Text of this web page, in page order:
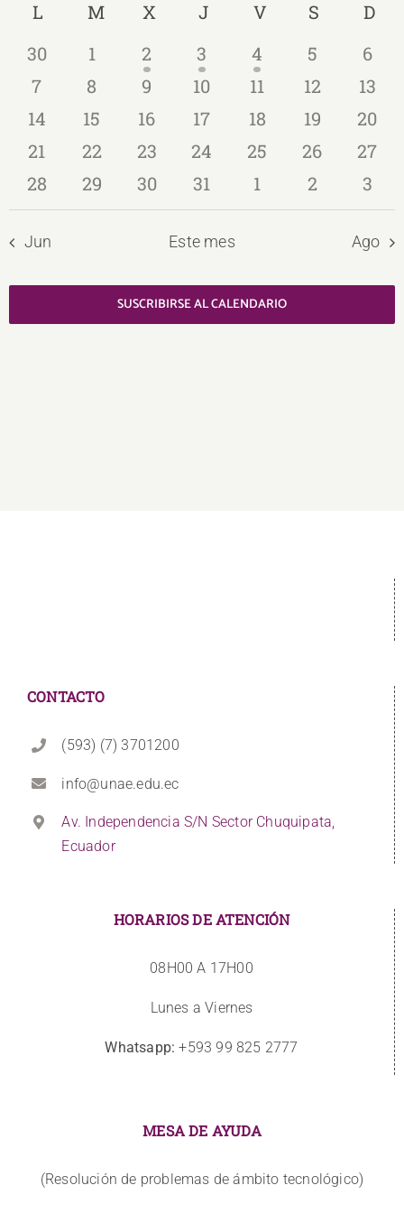
vistas
de
Calendario
de
Eventos
L LUNES
M MARTES
X MIÉRCOLES
JJUEVES
V VIERNES
S SÁBADO
D
0
eventos
30
0
eventos
1
1
evento
2
1
evento
3
1
evento
4
0
eventos
5
0
6
0
eventos
7
0
eventos
8
0
eventos
9
0
eventos
10
0
eventos
11
0
eventos
12
0
13
0
eventos
14
0
eventos
15
0
eventos
16
0
eventos
17
0
eventos
18
0
eventos
19
0
20
0
eventos
21
0
eventos
22
0
eventos
23
0
eventos
24
0
eventos
25
0
eventos
26
0
27
0
eventos
28
0
eventos
29
0
eventos
30
0
eventos
31
0
eventos
1
0
eventos
2
0
3
Jun Este mes Ago
SUSCRIBIRSE AL CALENDARIO
CONTACTO
(593) (7) 3701200
info@unae.edu.ec
Av. Independencia S/N Sector Chuquipata,
Ecuador
HORARIOS DE ATENCIÓN
08H00 A 17H00
Lunes a Viernes
Whatsapp: +593 99 825 2777
MESA DE AYUDA
(Resolución de problemas de ámbito tecnológico)